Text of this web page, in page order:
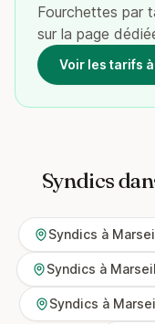
Fourchettes par
sur la page
Voir les tarifs
Syndics
Syndics à
Syndics à
Syndics à